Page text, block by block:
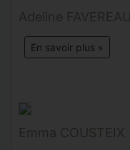
Adeline FAVEREAU
En savoir plus »
Emma COUSTEIX